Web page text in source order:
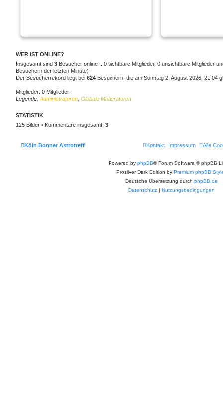
WER IST ONLINE?
Insgesamt sind 3 Besucher online :: 0 sichtbare Mitglieder, 0 unsichtbare Mitglieder
Besuchern der letzten Minute)
Der Besucherrekord liegt bei 624 Besuchern, die am Sonntag 2. August 2026, 21:04
Mitglieder: 0 Mitglieder
Legende: Administratoren Globale Moderatoren
STATISTIK
125 Bilder • Kommentare insgesamt: 3
Köln Bonner Astrotreff Alle
Impressum
Kontakt
Powered by phpBB® Forum Software © phpBB
Prosilver Dark Edition by Premium phpBB
Deutsche Übersetzung durch phpBB.de
Datenschutz | Nutzungsbedingungen